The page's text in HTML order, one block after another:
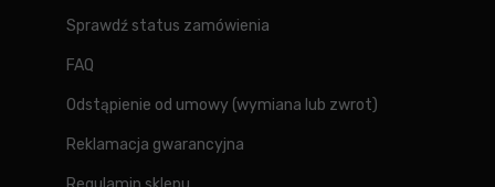
Sprawdź status zamówienia
FAQ
Odstąpienie od umowy (wymiana lub zwrot)
Reklamacja gwarancyjna